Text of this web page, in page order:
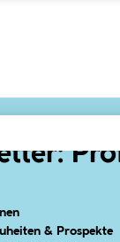
& Prospekte